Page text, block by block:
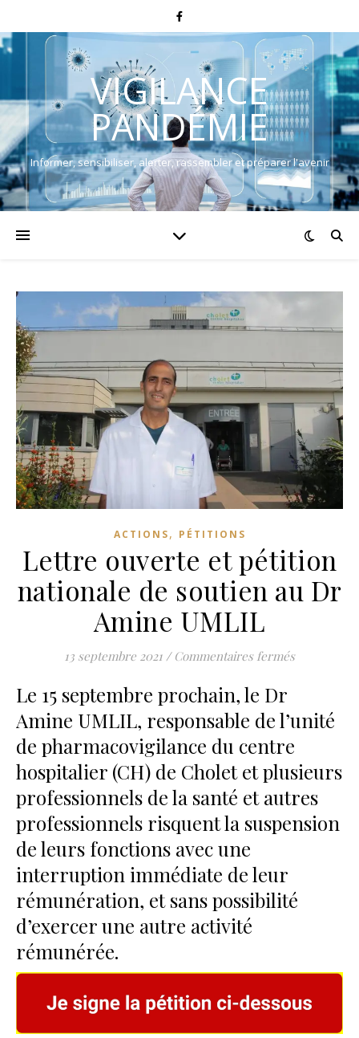
VIGILANCE
PANDÉMIE
Informer, sensibiliser, alerter, rassembler et préparer l'avenir
ACTIONS, PÉTITIONS
Lettre ouverte et pétition
nationale de soutien au Dr
Amine UMLIL
13 septembre 2021 / Commentaires ferméssur Lettre
Le 15 septembre prochain, le Dr
Amine UMLIL, responsable de l’unité
de pharmacovigilance du centre
hospitalier (CH) de Cholet et plusieurs
professionnels de la santé et autres
professionnels risquent la suspension
de leurs fonctions avec une
interruption immédiate de leur
rémunération, et sans possibilité
d’exercer une autre activité
rémunérée.